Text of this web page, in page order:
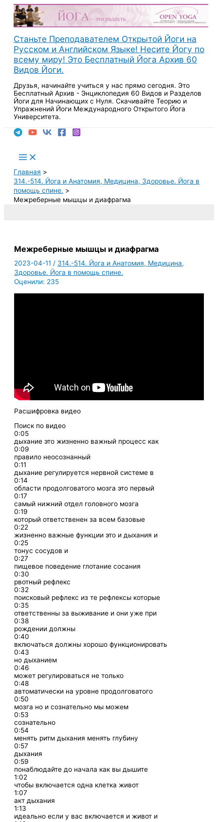
Перейти
содержимому
Станьте Преподавателем Открытой Йоги на
Русском и Английском Языке! Несите Йогу по
всему миру! Это Бесплатный Йога Архив 60
Видов Йоги.
Друзья, начинайте учиться у нас прямо сегодня. Это
Бесплатный Архив - Энциклопедия 60 Видов и Разделов
Йоги для Начинающих с Нуля. Скачивайте Теорию и
Упражнений Йоги Международного Открытого Йога
Университета.
Main
Menu
Главная
314.-514. Йога и Анатомия, Медицина, Здоровье. Йога в
помощь спине.
Межреберные мышцы и диафрагма
Межреберные мышцы и диафрагма
2023-04-11/ 314.-514. Йога и Анатомия, Медицина,
Здоровье. Йога в помощь спине.
Оценили: 235
Расшифровка видео
Поиск по видео
0:05
дыхание это жизненно важный процесс как
0:09
правило неосознанный
0:11
дыхание регулируется нервной системе в
0:14
области продолговатого мозга это первый
0:17
самый нижний отдел головного мозга
0:19
который ответственен за всем базовые
0:22
жизненно важные функции это и дыхания и
0:25
тонус сосудов и
0:27
пищевое поведение глотание сосания
0:30
рвотный рефлекс
0:32
поисковый рефлекс из те рефлексы которые
0:35
ответственны за выживание и они уже при
0:38
рождении должны
0:40
включаться должны хорошо функционировать
0:43
но дыханием
0:46
может регулироваться не только
0:48
автоматически на уровне продолговатого
0:50
мозга но и сознательно мы можем
0:53
сознательно
0:54
менять ритм дыхания менять глубину
0:57
дыхания
0:59
понаблюдайте до начала как вы дышите
1:02
чтобы включается одна клетка живот
1:07
акт дыхания
1:13
идеально если у вас включается и живот и